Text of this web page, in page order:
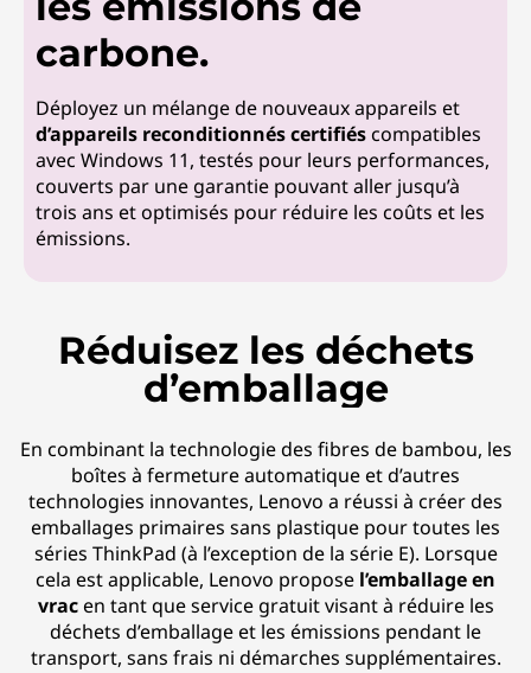
carbone.
Déployez un mélange de nouveaux appareils et
d’appareils reconditionnés certifiés compatibles
avec Windows 11, testés pour leurs performances,
couverts par une garantie pouvant aller jusqu’à
trois ans et optimisés pour réduire les coûts et les
émissions.
Réduisez les déchets
d’emballage
En combinant la technologie des fibres de bambou, les
boîtes à fermeture automatique et d’autres
technologies innovantes, Lenovo a réussi à créer des
emballages primaires sans plastique pour toutes les
séries ThinkPad (à l’exception de la série E). Lorsque
cela est applicable, Lenovo propose l’emballage en
vracen tant que service gratuit visant à réduire les
déchets d’emballage et les émissions pendant le
transport, sans frais ni démarches supplémentaires.